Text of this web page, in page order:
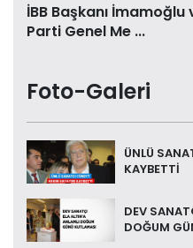
İBB Başkanı İmamoğlu
Parti Genel Me ...
Foto-Galeri
ÜNLÜ
KAYBETTİ
DEV
DOĞUM